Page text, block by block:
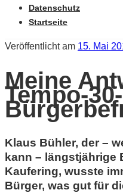
Datenschutz
Startseite
Veröffentlicht am 15. Mai
Meine
Tempo-30-
Klaus Bühler, der –
kann – längstjährige
Kaufering, wusste
Bürger, was gut für